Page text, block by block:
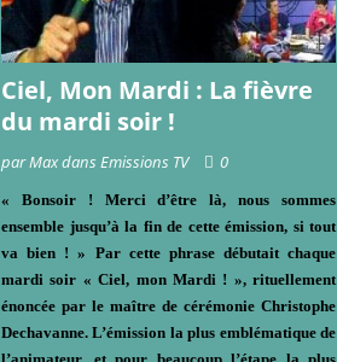
Ciel, Mon Mardi : La fièvre
du mardi soir !
par Max dans Emissions TV 0
« Bonsoir ! Merci d’être là, nous sommes
ensemble jusqu’à la fin de cette émission, si tout
va bien ! » Par cette phrase débutait chaque
mardi soir « Ciel, mon Mardi ! », rituellement
énoncée par le maître de cérémonie Christophe
Dechavanne. L’émission la plus emblématique de